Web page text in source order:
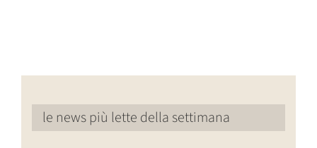
le news più lette della settimana